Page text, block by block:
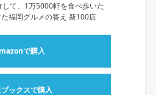
て、1万5000軒を食べ歩いた
福岡グルメの答え 新100店
で購入
ックスで購入